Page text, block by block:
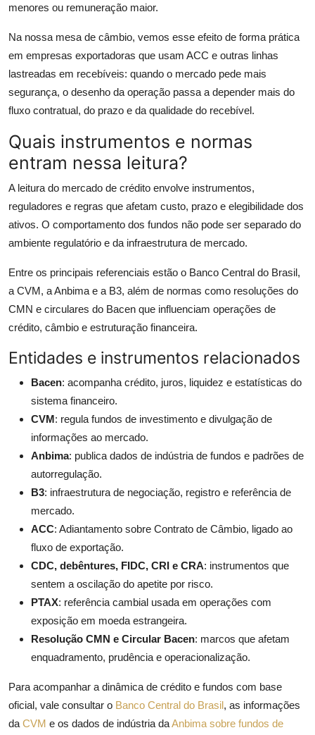
menores ou remuneração maior.
Na nossa mesa de câmbio, vemos esse efeito de forma prática
em empresas exportadoras que usam ACC e outras linhas
lastreadas em recebíveis: quando o mercado pede mais
segurança, o desenho da operação passa a depender mais do
fluxo contratual, do prazo e da qualidade do recebível.
Quais instrumentos e normas
entram nessa leitura?
A leitura do mercado de crédito envolve instrumentos,
reguladores e regras que afetam custo, prazo e elegibilidade dos
ativos. O comportamento dos fundos não pode ser separado do
ambiente regulatório e da infraestrutura de mercado.
Entre os principais referenciais estão o Banco Central do Brasil,
a CVM, a Anbima e a B3, além de normas como resoluções do
CMN e circulares do Bacen que influenciam operações de
crédito, câmbio e estruturação financeira.
Entidades e instrumentos relacionados
Bacen: acompanha crédito, juros, liquidez e estatísticas do
sistema financeiro.
CVM: regula fundos de investimento e divulgação de
informações ao mercado.
Anbima: publica dados de indústria de fundos e padrões de
autorregulação.
B3: infraestrutura de negociação, registro e referência de
mercado.
ACC: Adiantamento sobre Contrato de Câmbio, ligado ao
fluxo de exportação.
CDC, debêntures, FIDC, CRI e CRA: instrumentos que
sentem a oscilação do apetite por risco.
PTAX: referência cambial usada em operações com
exposição em moeda estrangeira.
Resolução CMN e Circular Bacen: marcos que afetam
enquadramento, prudência e operacionalização.
Para acompanhar a dinâmica de crédito e fundos com base
oficial, vale consultar o Banco Central do Brasil, as informações
da CVM e os dados de indústria daAnbima sobre fundos de